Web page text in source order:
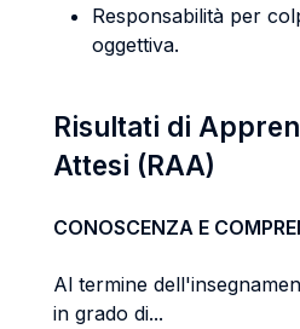
Responsabilità per
oggettiva.
Risultati di
Attesi (RAA)
CONOSCENZA E
Al termine
in grado di...